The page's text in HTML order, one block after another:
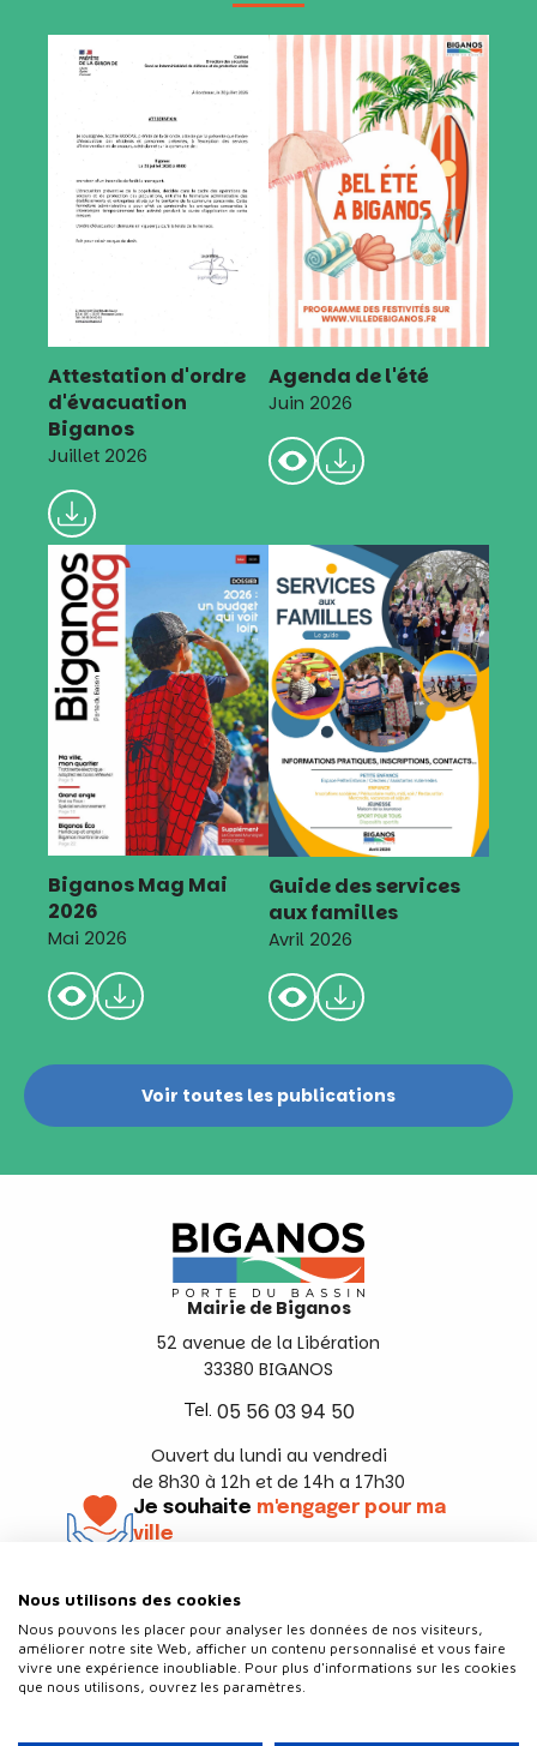
Attestation d'ordre
d'évacuation
Biganos
Juillet 2026
Agenda de l'été
Juin 2026
Biganos Mag Mai
2026
Mai 2026
Guide des services
aux familles
Avril 2026
Voir toutes les publications
Mairie de Biganos
52 avenue de la Libération
33380 BIGANOS
Tel. 05 56 03 94 50
Ouvert du lundi au vendredi
de 8h30 à 12h et de 14h a 17h30
Je souhaite m'engager pour ma
ville
Nous utilisons des cookies
Nous pouvons les placer pour analyser les données de nos visiteurs,
améliorer notre site Web, afficher un contenu personnalisé et vous faire
vivre une expérience inoubliable. Pour plus d'informations sur les cookies
que nous utilisons, ouvrez les paramètres.